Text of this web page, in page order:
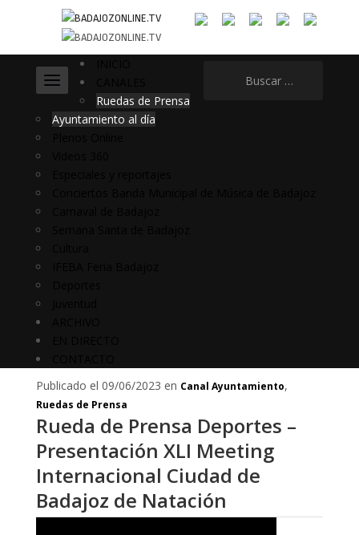
Ruedas de Prensa
Ayuntamiento al día
Publicado el 09/06/2023 en Canal Ayuntamiento,
Ruedas de Prensa
Rueda de Prensa Deportes –
Presentación XLI Meeting
Internacional Ciudad de
Badajoz de Natación